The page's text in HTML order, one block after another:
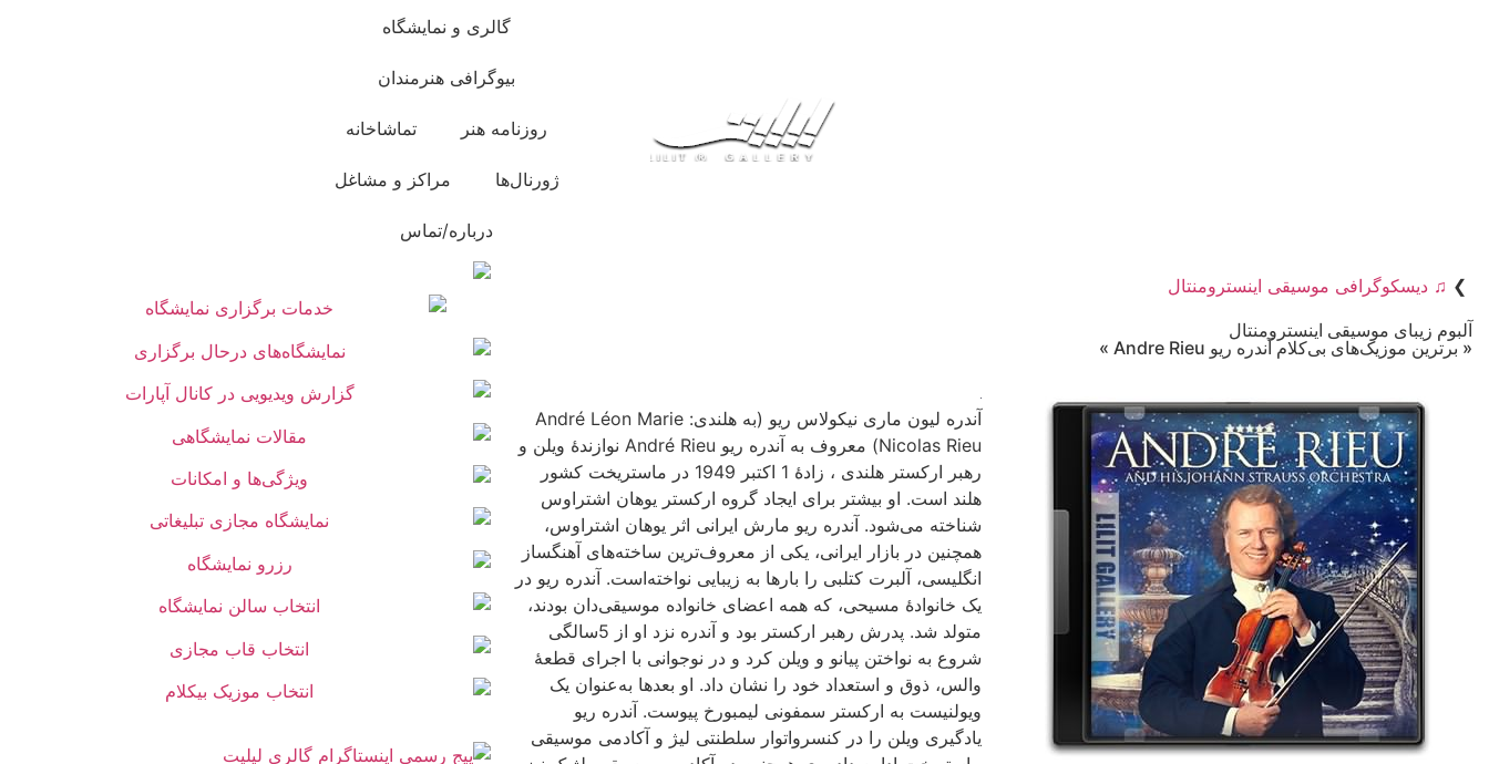
گالری و نمایشگاه
بیوگرافی هنرمندان
روزنامه هنر تماشاخانه
ژورنال‌ها مراکز و مشاغل
درباره/تماس
❯ ♫ دیسکوگرافی موسیقی اینسترومنتال
آلبوم زیبای موسیقی اینسترومنتال
« برترین موزیک‌های بی‌کلام آندره ریو Andre Rieu »
آندره لیون ماری نیکولاس ریو (به هلندی: André Léon Marie
Nicolas Rieu) معروف به آندره ریو André Rieu نوازندهٔ ویلن و
رهبر ارکستر هلندی ، زادهٔ 1 اکتبر 1949 در ماستریخت کشور
هلند است. او بیشتر برای ایجاد گروه ارکستر یوهان اشتراوس
شناخته می‌شود. آندره ریو مارش ایرانی اثر یوهان اشتراوس،
همچنین در بازار ایرانی، یکی از معروف‌ترین ساخته‌های آهنگساز
انگلیسی، آلبرت کتلبی را بارها به زیبایی نواخته‌است. آندره ریو در
یک خانوادهٔ مسیحی، که همه اعضای خانواده موسیقی‌دان بودند،
متولد شد. پدرش رهبر ارکستر بود و آندره نزد او از 5سالگی
شروع به نواختن پیانو و ویلن کرد و در نوجوانی با اجرای قطعهٔ
والس، ذوق و استعداد خود را نشان داد. او بعدها به‌عنوان یک
ویولنیست به ارکستر سمفونی لیمبورخ پیوست. آندره ریو
یادگیری ویلن را در کنسرواتوار سلطنتی لیژ و آکادمی موسیقی